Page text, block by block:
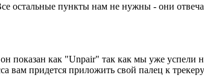
остальные пункты нам не нужны - они
показан как "Unpair" так как мы уже успели
вам придется приложить свой палец к